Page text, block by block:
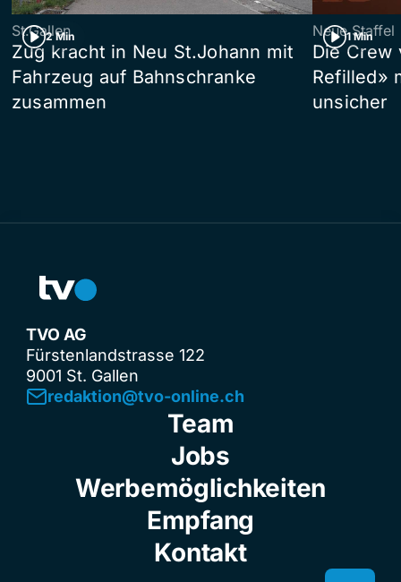
2 Min
St.Gallen
Zug kracht in Neu St.Johann mit
Fahrzeug auf Bahnschranke
zusammen
1 Min
Neue Staffel
Die Crew
Refilled»
unsicher
TVO AG
Fürstenlandstrasse 122
9001 St. Gallen
redaktion@tvo-online.ch
Team
Jobs
Werbemöglichkeiten
Empfang
Kontakt